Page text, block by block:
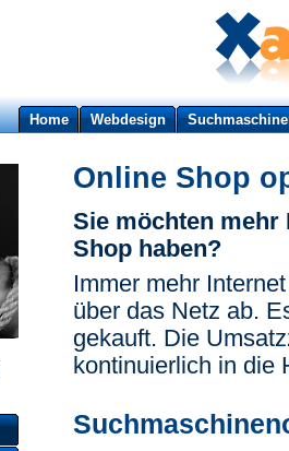
Online Shop
Sie möchten mehr
Shop haben?
Immer mehr
über das Netz ab.
gekauft. Die
kontinuierlich in die
Home Webdesign